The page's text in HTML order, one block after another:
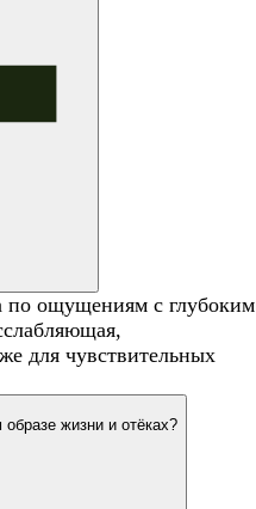
по ощущениям с глубоким
для чувствительных
жизни и отёках?